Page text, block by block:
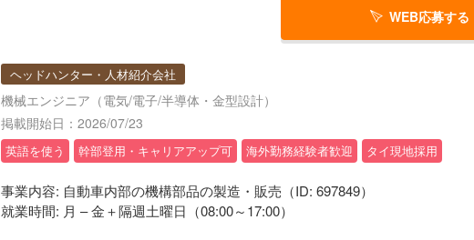
WEB応募する
ヘッドハンター・人材紹介会社
機械エンジニア（電気/電子/半導体・金型設計）
掲載開始日：2026/07/23
英語を使う 幹部登用・キャリアアップ可 海外勤務経験者歓迎 タイ現地採用
事業内容: 自動車内部の機構部品の製造・販売（ID: 697849）
就業時間: 月 – 金＋隔週土曜日（08:00～17:00）